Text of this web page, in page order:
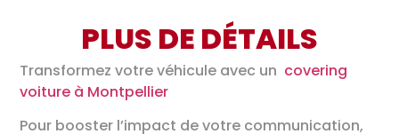
PLUS DE DÉTAILS
Transformez votre véhicule avec un covering
voiture à Montpellier
Pour booster l’impact de votre communication,